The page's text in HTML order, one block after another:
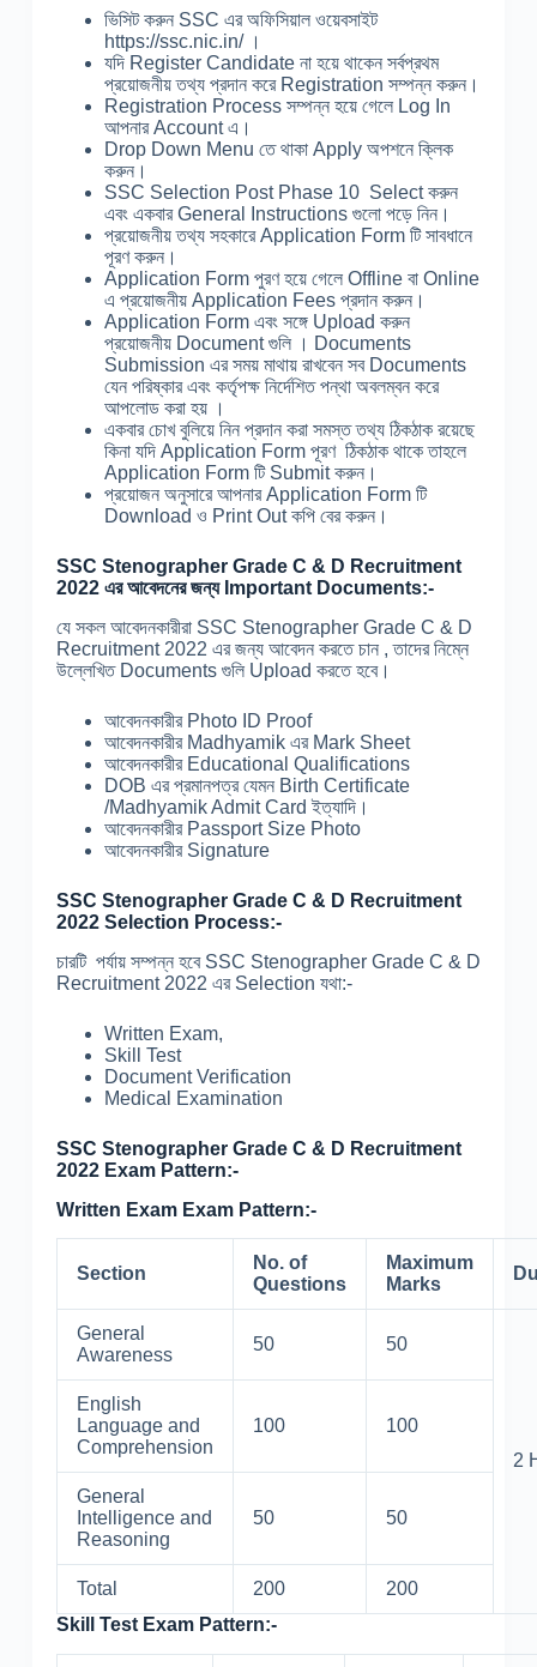
ভিসিট করুন SSC এর অফিসিয়াল ওয়েবসাইট
https://ssc.nic.in/ ।
যদি Register Candidate না হয়ে থাকেন সর্বপ্রথম
প্রয়োজনীয় তথ্য প্রদান করে Registration সম্পন্ন করুন।
Registration Process সম্পন্ন হয়ে গেলে Log In
আপনার Account এ।
Drop Down Menu তে থাকা Apply অপশনে ক্লিক
করুন।
SSC Selection Post Phase 10 Select করুন
এবং একবার General Instructions গুলো পড়ে নিন।
প্রয়োজনীয় তথ্য সহকারে Application Form টি সাবধানে
পূরণ করুন।
Application Form পুরণ হয়ে গেলে Offline বা Online
এ প্রয়োজনীয় Application Fees প্রদান করুন।
Application Form এবং সঙ্গে Upload করুন
প্রয়োজনীয় Document গুলি । Documents
Submission এর সময় মাথায় রাখবেন সব Documents
যেন পরিষ্কার এবং কর্তৃপক্ষ নির্দেশিত পন্থা অবলম্বন করে
আপলোড করা হয় ।
একবার চোখ বুলিয়ে নিন প্রদান করা সমস্ত তথ্য ঠিকঠাক রয়েছে
কিনা যদি Application Form পূরণ ঠিকঠাক থাকে তাহলে
Application Form টি Submit করুন।
প্রয়োজন অনুসারে আপনার Application Form টি
Download ও Print Out কপি বের করুন।
SSC Stenographer Grade C & D Recruitment
2022 এর আবেদনের জন্য Important Documents:-
যে সকল আবেদনকারীরা SSC Stenographer Grade C & D
Recruitment 2022 এর জন্য আবেদন করতে চান , তাদের নিম্নে
উল্লেখিত Documents গুলি Upload করতে হবে।
আবেদনকারীর Photo ID Proof
আবেদনকারীর Madhyamik এর Mark Sheet
আবেদনকারীর Educational Qualifications
DOB এর প্রমানপত্র যেমন Birth Certificate
/Madhyamik Admit Card ইত্যাদি।
আবেদনকারীর Passport Size Photo
আবেদনকারীর Signature
SSC Stenographer Grade C & D Recruitment
2022 Selection Process:-
চারটি পর্যায় সম্পন্ন হবে SSC Stenographer Grade C & D
Recruitment 2022 এর Selection যথা:-
Written Exam,
Skill Test
Document Verification
Medical Examination
SSC Stenographer Grade C & D Recruitment
2022 Exam Pattern:-
Written Exam Exam Pattern:-
Section
No. of
Questions
Maximum
Marks
General
Awareness
50 50
2
English
Language and
Comprehension
100 100
General
Intelligence and
Reasoning
50 50
Total 200
200
Skill Test Exam Pattern:-